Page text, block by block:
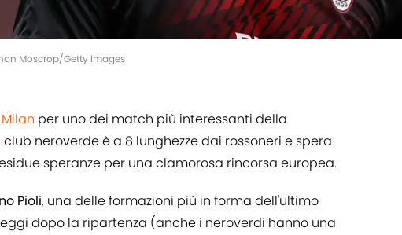
Moscrop/Getty Images
Milan per uno dei match più interessanti della
neroverde è a 8 lunghezze dai rossoneri e spera
speranze per una clamorosa rincorsa europea.
Pioli, una delle formazioni più in forma dell'ultimo
dopo la ripartenza (anche i neroverdi hanno una